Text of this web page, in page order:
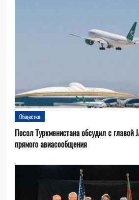
Общество
Посол Туркменистана обсудил с главой
прямого авиасообщения